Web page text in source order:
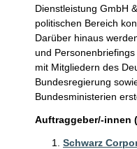
Dienstleistung GmbH
politischen Bereich
Darüber hinaus
und
mit Mitgliedern des
Bundesregierung
Bundesministerien
Auftraggeber/-innen
Schwarz